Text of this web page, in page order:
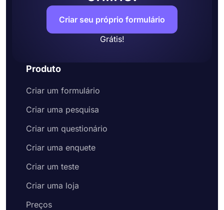
Criar seu próprio formulário
Grátis!
Produto
Criar um formulário
Criar uma pesquisa
Criar um questionário
Criar uma enquete
Criar um teste
Criar uma loja
Preços